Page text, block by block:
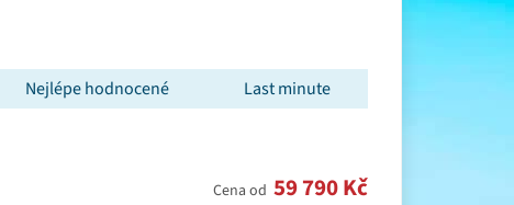
Nejlépe hodnocené Last minute
Cena od 59 790 Kč